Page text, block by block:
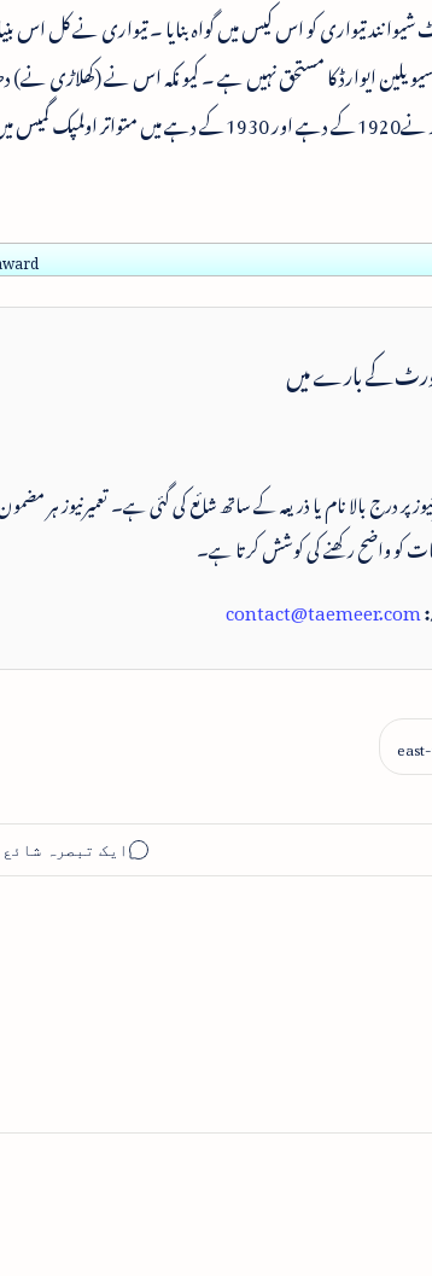
نند تیواری کو اس کیس میں گواہ بنایا ۔ تیواری نے کل اس
یلین ایوارڈ کا مستحق نہیں ہے ۔ کیو نکہ اس نے (کھلاڑی
جبکہ دھیان چند نے1920کے دہے اور 1930کے دہے
کے بارے میں
پر درج بالا نام یا ذریعہ کے ساتھ شائع کی گئی ہے۔ تعمیرنیوز ہر
کو واضح رکھنے کی کوشش کرتا ہے۔
contact@taemeer.com